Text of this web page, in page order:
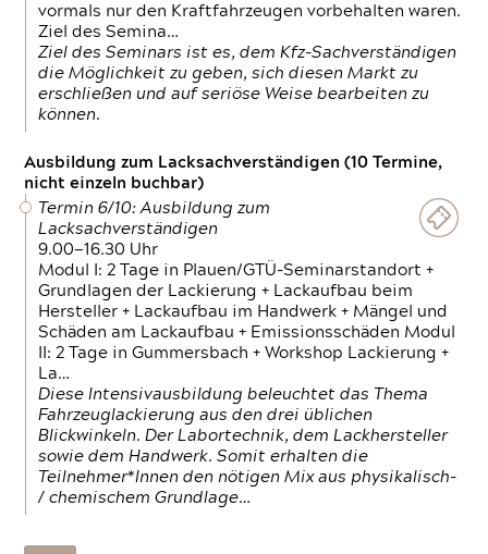
vormals nur den Kraftfahrzeugen vorbehalten waren.
Ziel des Semina…
Ziel des Seminars ist es, dem Kfz-Sachverständigen
die Möglichkeit zu geben, sich diesen Markt zu
erschließen und auf seriöse Weise bearbeiten zu
können.
Ausbildung zum Lacksachverständigen (10 Termine,
nicht einzeln buchbar)
Termin 6/10: Ausbildung zum
Lacksachverständigen
9.00—16.30 Uhr
Modul I: 2 Tage in Plauen/GTÜ-Seminarstandort +
Grundlagen der Lackierung + Lackaufbau beim
Hersteller + Lackaufbau im Handwerk + Mängel und
Schäden am Lackaufbau + Emissionsschäden Modul
II: 2 Tage in Gummersbach + Workshop Lackierung +
La…
Diese Intensivausbildung beleuchtet das Thema
Fahrzeuglackierung aus den drei üblichen
Blickwinkeln. Der Labortechnik, dem Lackhersteller
sowie dem Handwerk. Somit erhalten die
Teilnehmer*Innen den nötigen Mix aus physikalisch-
/ chemischem Grundlage…